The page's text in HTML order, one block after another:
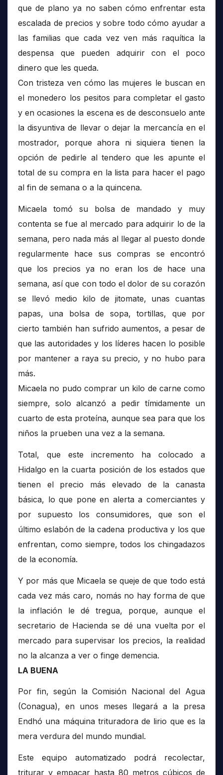
que de plano ya no saben cómo enfrentar esta
escalada de precios y sobre todo cómo ayudar a
las familias que cada vez ven más raquítica la
despensa que pueden adquirir con el poco
dinero que les queda.
Con tristeza ven cómo las mujeres le buscan en
el monedero los pesitos para completar el gasto
y en ocasiones la escena es de desconsuelo ante
la disyuntiva de llevar o dejar la mercancía en el
mostrador, porque ahora ni siquiera tienen la
opción de pedirle al tendero que les apunte el
total de su compra en la lista para hacer el pago
al fin de semana o a la quincena.
Micaela tomó su bolsa de mandado y muy
contenta se fue al mercado para adquirir lo de la
semana, pero nada más al llegar al puesto donde
regularmente hace sus compras se encontró
que los precios ya no eran los de hace una
semana, así que con todo el dolor de su corazón
se llevó medio kilo de jitomate, unas cuantas
papas, una bolsa de sopa, tortillas, que por
cierto también han sufrido aumentos, a pesar de
que las autoridades y los líderes hacen lo posible
por mantener a raya su precio, y no hubo para
más.
Micaela no pudo comprar un kilo de carne como
siempre, solo alcanzó a pedir tímidamente un
cuarto de esta proteína, aunque sea para que los
niños la prueben una vez a la semana.
Total, que este incremento ha colocado a
Hidalgo en la cuarta posición de los estados que
tienen el precio más elevado de la canasta
básica, lo que pone en alerta a comerciantes y
por supuesto los consumidores, que son el
último eslabón de la cadena productiva y los que
enfrentan, como siempre, todos los chingadazos
de la economía.
Y por más que Micaela se queje de que todo está
cada vez más caro, nomás no hay forma de que
la inflación le dé tregua, porque, aunque el
secretario de Hacienda se dé una vuelta por el
mercado para supervisar los precios, la realidad
no la alcanza a ver o finge demencia.
LA BUENA
Por fin, según la Comisión Nacional del Agua
(Conagua), en unos meses llegará a la presa
Endhó una máquina trituradora de lirio que es la
mera verdura del mundo mundial.
Este equipo automatizado podrá recolectar,
triturar y empacar hasta 80 metros cúbicos de